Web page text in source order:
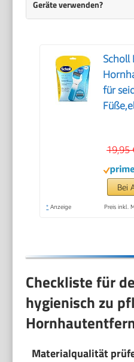
Geräte verwenden?
Scholl
für
(mit
Rolle
inkl.
19,95
Bei
* Anzeige Preis inkl.
Checkliste für
hygienisch zu
Materialqualität